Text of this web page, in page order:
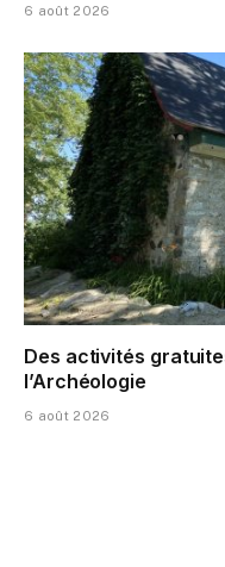
6 août 2026
Des activités
l’Archéologie
6 août 2026